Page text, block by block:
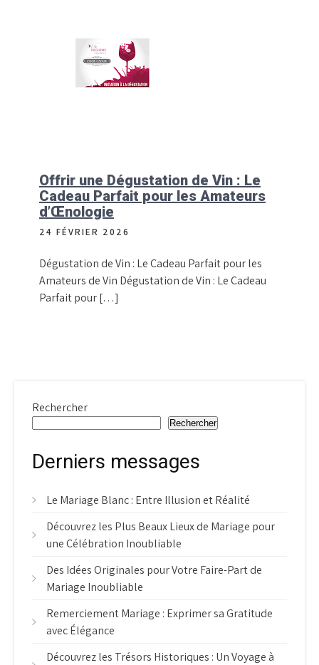
Offrir une Dégustation de Vin : Le
Cadeau Parfait pour les Amateurs
d’Œnologie
24 FÉVRIER 2026
Dégustation de Vin : Le Cadeau Parfait pour les
Amateurs de Vin Dégustation de Vin : Le Cadeau
Parfait pour […]
Rechercher
Rechercher
Derniers messages
Le Mariage Blanc : Entre Illusion et Réalité
Découvrez les Plus Beaux Lieux de Mariage pour
une Célébration Inoubliable
Des Idées Originales pour Votre Faire-Part de
Mariage Inoubliable
Remerciement Mariage : Exprimer sa Gratitude
avec Élégance
Découvrez les Trésors Historiques : Un Voyage à